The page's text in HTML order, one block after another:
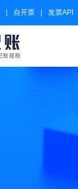
自开票 发票API